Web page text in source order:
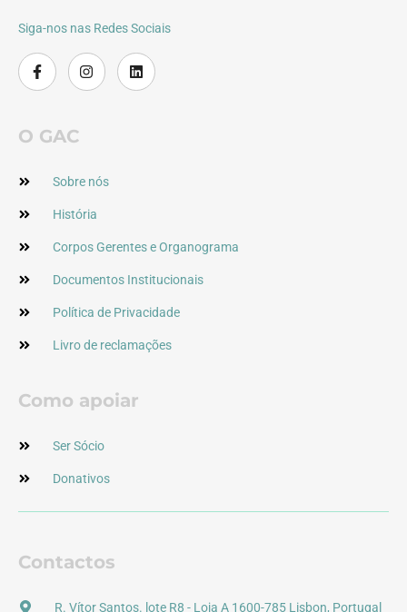
Siga-nos nas Redes Sociais
O GAC
Sobre nós
História
Corpos Gerentes e Organograma
Documentos Institucionais
Política de Privacidade
Livro de reclamações
Como apoiar
Ser Sócio
Donativos
Contactos
R. Vítor Santos. lote R8 - Loja A 1600-785 Lisbon, Portugal